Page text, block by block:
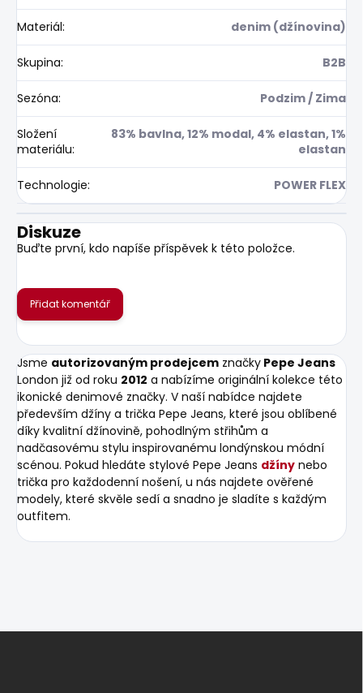
Materiál: denim (džínovina)
Skupina: B2B
Sezóna: Podzim / Zima
Složení
materiálu:
83% bavlna, 12% modal, 4% elastan, 1%
elastan
Technologie: POWER FLEX
Diskuze
Buďte první, kdo napíše příspěvek k této položce.
Přidat komentář
Jsme autorizovaným prodejcem značky Pepe Jeans
London již od roku 2012 a nabízíme originální kolekce této
ikonické denimové značky. V naší nabídce najdete
především džíny a trička Pepe Jeans, které jsou oblíbené
díky kvalitní džínovině, pohodlným střihům a
nadčasovému stylu inspirovanému londýnskou módní
scénou. Pokud hledáte stylové Pepe Jeans džíny nebo
trička pro každodenní nošení, u nás najdete ověřené
modely, které skvěle sedí a snadno je sladíte s každým
outfitem.
Z